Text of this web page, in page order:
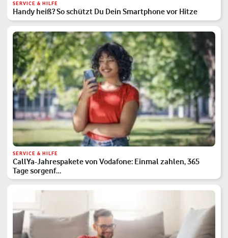
SERVICE & HILFE
Handy heiß? So schützt Du Dein Smartphone vor Hitze
SERVICE & HILFE
CallYa-Jahrespakete von Vodafone: Einmal zahlen, 365
Tage sorgenf…